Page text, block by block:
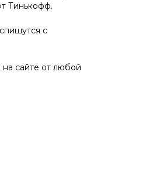
Тинькофф.
с
сайте от любой